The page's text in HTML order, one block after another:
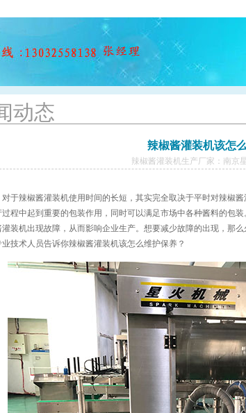
动态
辣椒酱灌装机该怎
辣椒酱灌装机生产厂家：南京
对于辣椒酱灌装机使用时间的长短，其实完全取决于平时对辣椒
过程中起到重要的包装作用，同时可以满足市场中各种酱料的包
灌装机出现故障，从而影响企业生产。想要减少故障的出现，那
业技术人员告诉你辣椒酱灌装机该怎么维护保养？